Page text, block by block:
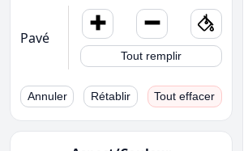
Pavé
Tout remplir
Annuler Rétablir Tout effacer